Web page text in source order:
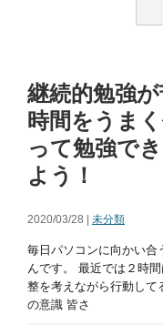
継続的勉強
時間をうま
って勉強で
よう！
2020/03/28 | 未分類
毎日パソコンに向かい合
んです。 最近では２時
整を考えながら行動して
の意識 皆さ